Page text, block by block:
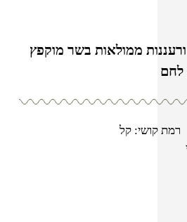
ממולאות בשר מוקפץ
לחם
רמת קושי: קל